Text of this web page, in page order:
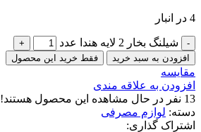
4 در انبار
شیلنگ بخار 2 لایه هندا عدد
افزودن به سبد خرید فقط خرید این محصول
مقایسه
افزودن به علاقه مندی
13 نفر در حال مشاهده این محصول هستند!
دسته: لوازم مصرفی
اشتراک گذاری: